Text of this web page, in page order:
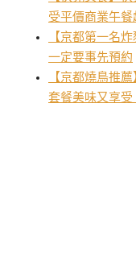
受平價商業午餐
【京都第一名
一定要事先預約
【京都燒鳥推
套餐美味又享